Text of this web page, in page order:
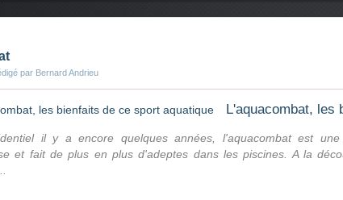
par Bernard Andrieu
il y a encore quelques années, l'aquacombat est
et fait de plus en plus d'adeptes dans les piscines. A la